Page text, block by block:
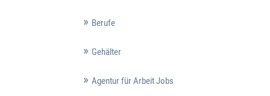
Berufe
Gehälter
Agentur für Arbeit Jobs